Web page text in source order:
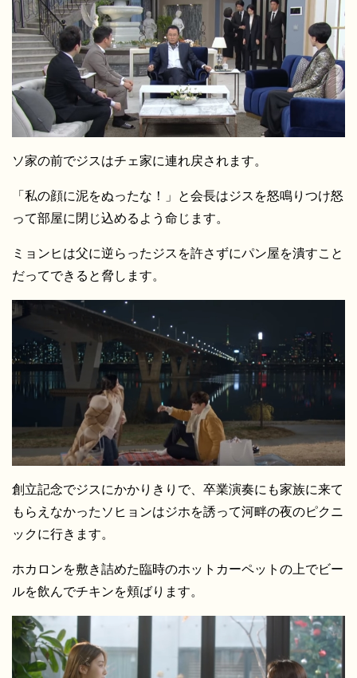
ソ家の前でジスはチェ家に連れ戻されます。
「私の顔に泥をぬったな！」と会長はジスを怒鳴りつけ怒
って部屋に閉じ込めるよう命じます。
ミョンヒは父に逆らったジスを許さずにパン屋を潰すこと
だってできると脅します。
創立記念でジスにかかりきりで、卒業演奏にも家族に来て
もらえなかったソヒョンはジホを誘って河畔の夜のピクニ
ックに行きます。
ホカロンを敷き詰めた臨時のホットカーペットの上でビー
ルを飲んでチキンを頬ばります。